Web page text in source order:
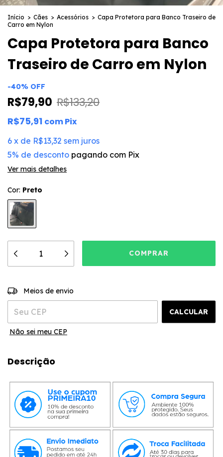
Início > Cães > Acessórios > Capa Protetora para Banco Traseiro de
Carro em Nylon
Capa Protetora para Banco
Traseiro de Carro em Nylon
-40% OFF
R$79,90 R$133,20
R$75,91 comPix
6 x de R$13,32 sem juros
5% de desconto pagando com Pix
Ver mais detalhes
Cor: Preto
Entregas para o CEP:
Meios de envio
CALCULAR
Não sei meu CEP
Descrição